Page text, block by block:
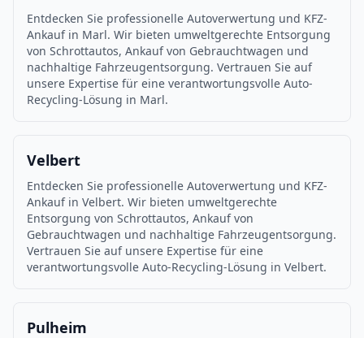
Entdecken Sie professionelle Autoverwertung und KFZ-
Ankauf in Marl. Wir bieten umweltgerechte Entsorgung
von Schrottautos, Ankauf von Gebrauchtwagen und
nachhaltige Fahrzeugentsorgung. Vertrauen Sie auf
unsere Expertise für eine verantwortungsvolle Auto-
Recycling-Lösung in Marl.
Velbert
Entdecken Sie professionelle Autoverwertung und KFZ-
Ankauf in Velbert. Wir bieten umweltgerechte
Entsorgung von Schrottautos, Ankauf von
Gebrauchtwagen und nachhaltige Fahrzeugentsorgung.
Vertrauen Sie auf unsere Expertise für eine
verantwortungsvolle Auto-Recycling-Lösung in Velbert.
Pulheim